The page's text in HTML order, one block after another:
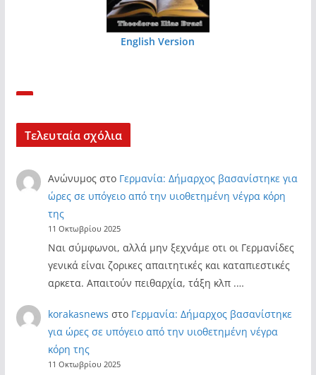
English Version
Τελευταία σχόλια
Ανώνυμος στο Γερμανία: Δήμαρχος βασανίστηκε για
ώρες σε υπόγειο από την υιοθετημένη νέγρα κόρη
της
11 Οκτωβρίου 2025
Ναι σύμφωνοι, αλλά μην ξεχνάμε οτι οι Γερμανίδες
γενικά είναι ζορικες απαιτητικές και καταπιεστικές
αρκετα. Απαιτούν πειθαρχία, τάξη κλπ .…
korakasnews στο Γερμανία: Δήμαρχος βασανίστηκε
για ώρες σε υπόγειο από την υιοθετημένη νέγρα
κόρη της
11 Οκτωβρίου 2025